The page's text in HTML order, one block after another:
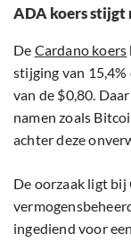
ADA koers stijgt
De Cardano koers
stijging van
van de $0,80.
namen zoals
achter deze
De oorzaak ligt bij
ingediend voor